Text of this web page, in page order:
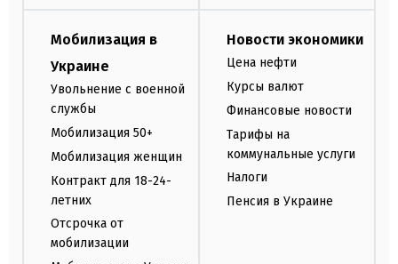
Мобилизация в
Украине
Увольнение с военной
службы
Мобилизация 50+
Мобилизация женщин
Контракт для 18-24-
летних
Отсрочка от
мобилизации
Новости экономики
Цена нефти
Курсы валют
Финансовые новости
Тарифы на
коммунальные услуги
Налоги
Пенсия в Украине